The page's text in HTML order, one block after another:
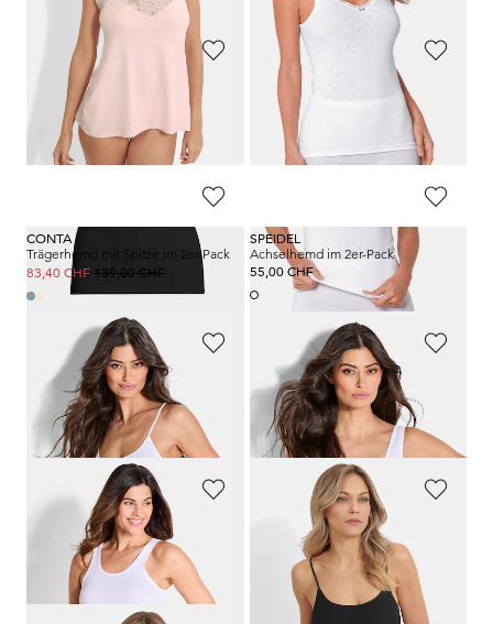
CONTA
Achselhemd im 3er-Pack
45,50 CHF
65,00 CHF
NINA V. C.
Hemdchen im 2er-Pack
55,00 CHF
CONTA
Trägerhemd mit Spitze im 2er-Pack
83,40 CHF 139,00 CHF
SPEIDEL
Achselhemd im 2er-Pack
55,00 CHF
GÖTTING
45,50 CHF65,00 CHF
GÖTTING
65,00 CHF
55,19 CHF 69,00 CHF
51,99 CHF65,00 CHF